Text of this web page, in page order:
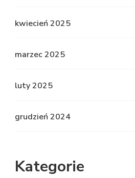
kwiecień 2025
marzec 2025
luty 2025
grudzień 2024
Kategorie